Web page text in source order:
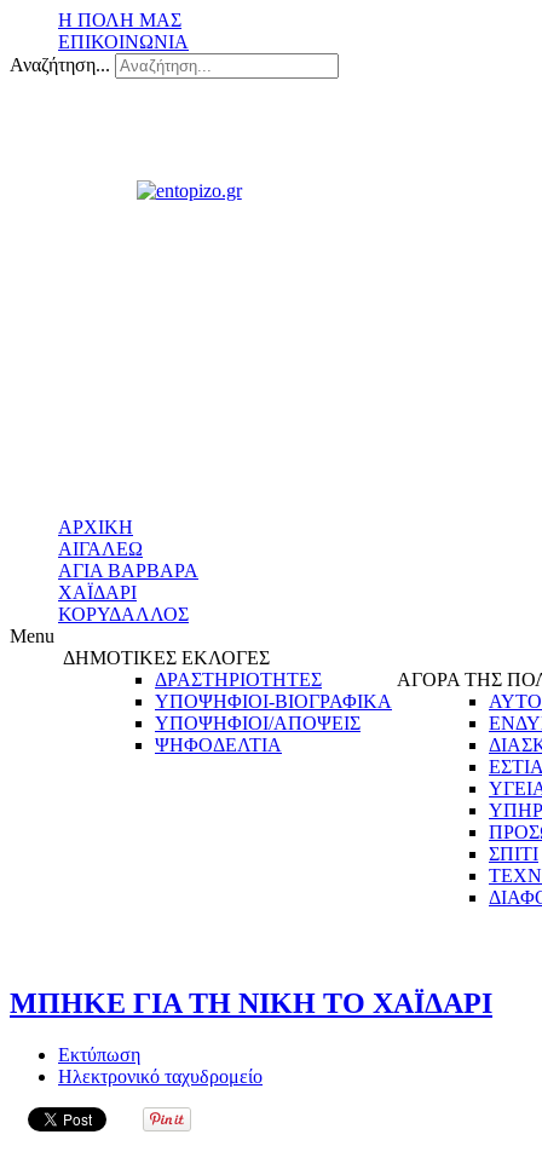
Η ΠΟΛΗ ΜΑΣ
ΕΠΙΚΟΙΝΩΝΙΑ
Αναζήτηση...
ΑΡΧΙΚΗ
ΑΙΓΑΛΕΩ
ΑΓΙΑ ΒΑΡΒΑΡΑ
ΧΑΪΔΑΡΙ
ΚΟΡΥΔΑΛΛΟΣ
Menu
ΔΗΜΟΤΙΚΕΣ ΕΚΛΟΓΕΣ
ΔΡΑΣΤΗΡΙΟΤΗΤΕΣ
ΥΠΟΨΗΦΙΟΙ-ΒΙΟΓΡΑΦΙΚΑ
ΥΠΟΨΗΦΙΟΙ/ΑΠΟΨΕΙΣ
ΨΗΦΟΔΕΛΤΙΑ
ΑΓΟΡΑ ΤΗΣ
ΣΠΙΤΙ
ΜΠΗΚΕ ΓΙΑ ΤΗ ΝΙΚΗ ΤΟ ΧΑΪΔΑΡΙ
Εκτύπωση
Ηλεκτρονικό ταχυδρομείο